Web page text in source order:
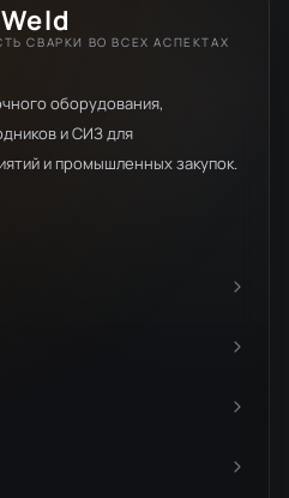
СВАРКИ ВО ВСЕХ АСПЕКТАХ
оборудования,
и СИЗ для
и промышленных закупок.